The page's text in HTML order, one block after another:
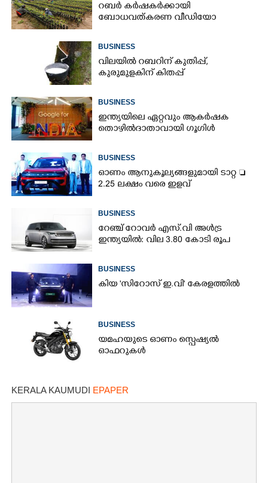
റബർ കർഷകർക്കായി
ബോധവത്കരണ വീഡിയോ
BUSINESS
വിലയിൽ റബറിന് കുതിപ്പ്,
കുരുമുളകിന് കിതപ്പ്
BUSINESS
ഇന്ത്യയിലെ ഏറ്റവും ആകർഷക
തൊഴിൽദാതാവായി ഗൂഗിൾ
BUSINESS
ഓണം ആനുകൂല്യങ്ങളുമായി ടാറ്റ 
2.25 ലക്ഷം വരെ ഇളവ്
BUSINESS
റേഞ്ച് റോവർ എസ്‌.വി അൾട്ര
ഇന്ത്യയിൽ: വില 3.80 കോടി രൂപ
BUSINESS
കിയ 'സിറോസ് ഇ.വി' കേരളത്തിൽ
BUSINESS
യമഹയുടെ ഓണം സ്പെഷ്യൽ
ഓഫറുകൾ
KERALA KAUMUDI EPAPER
Share this link